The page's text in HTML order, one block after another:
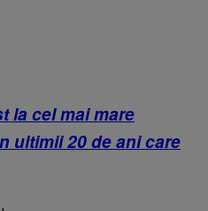
la cel mai mare
ultimii 20 de ani care